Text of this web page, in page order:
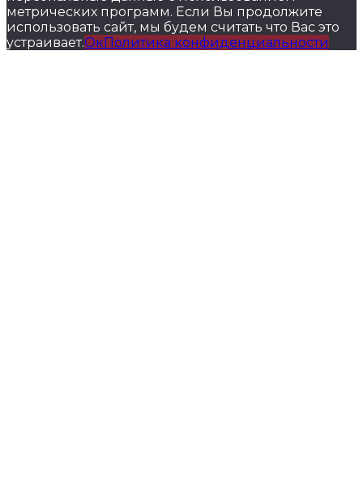
метрических программ. Если Вы продолжите
использовать сайт, мы будем считать что Вас это
устраивает.ОкПолитика конфиденциальности